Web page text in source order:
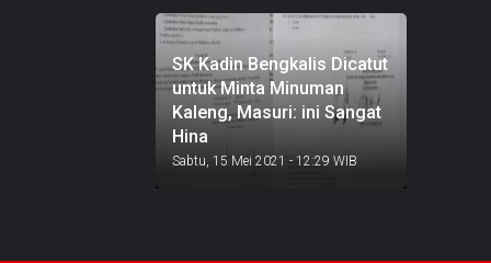
SK Kadin Bengkalis Dicatut
untuk Minta Minuman
Kaleng, Masuri: ini Sangat
Hina
Sabtu, 15 Mei 2021 - 12:29 WIB